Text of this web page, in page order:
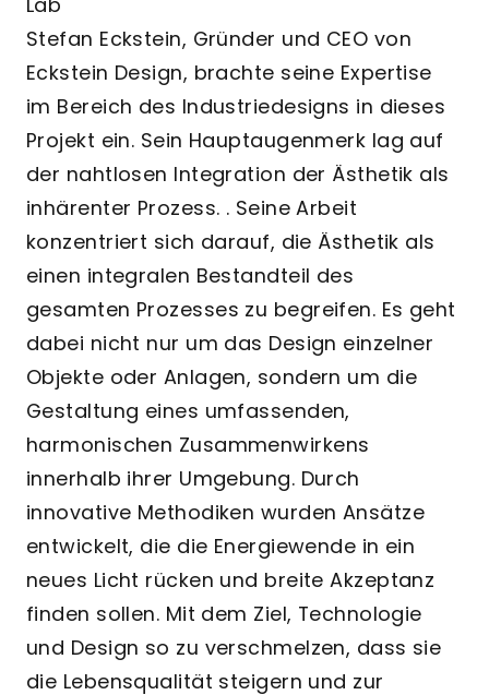
Stefan Eckstein, Gründer und CEO von
Eckstein Design, brachte seine Expertise
im Bereich des Industriedesigns in dieses
Projekt ein. Sein Hauptaugenmerk lag auf
der nahtlosen Integration der Ästhetik als
inhärenter Prozess. . Seine Arbeit
konzentriert sich darauf, die Ästhetik als
einen integralen Bestandteil des
gesamten Prozesses zu begreifen. Es geht
dabei nicht nur um das Design einzelner
Objekte oder Anlagen, sondern um die
Gestaltung eines umfassenden,
harmonischen Zusammenwirkens
innerhalb ihrer Umgebung. Durch
innovative Methodiken wurden Ansätze
entwickelt, die die Energiewende in ein
neues Licht rücken und breite Akzeptanz
finden sollen. Mit dem Ziel, Technologie
und Design so zu verschmelzen, dass sie
die Lebensqualität steigern und zur